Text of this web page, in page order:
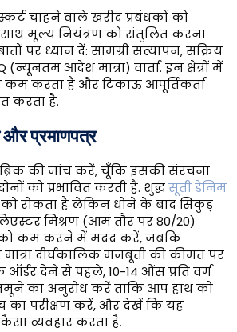
चाहने वाले खरीद प्रबंधकों को
मूल्य नियंत्रण को संतुलित करना
पर ध्यान दें: सामग्री सत्यापन, सक्रिय
(न्यूनतम आदेश मात्रा) वार्ता. इन क्षेत्रों में
कम करता है और टिकाऊ आपूर्तिकर्ता
करता है.
और प्रमाणपत्र
की जांच करें, चूँकि इसकी संरचना
को प्रभावित करती है. शुद्धसूती डेनिम
को रोकता है लेकिन धोने के बाद सिकुड़
मिश्रण (आम तौर पर 80/20)
को कम करने में मदद करें, जबकि
मात्रा दीर्घकालिक मजबूती की कीमत पर
ऑर्डर देने से पहले, 10-14 औंस प्रति वर्ग
का अनुरोध करें ताकि आप हाथ को
परीक्षण करें, और देखें कि यह
व्यवहार करता है.